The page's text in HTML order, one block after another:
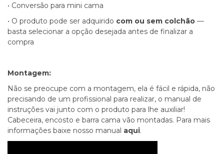
• Conversão para mini cama
• O produto pode ser adquirido com ou sem colchão —
basta selecionar a opção desejada antes de finalizar a
compra
Montagem:
Não se preocupe com a montagem, ela é fácil e rápida, não
precisando de um profissional para realizar, o manual de
instruções vai junto com o produto para lhe auxiliar!
Cabeceira, encosto e barra cama vão montadas. Para mais
informações baixe nosso manual aqui.